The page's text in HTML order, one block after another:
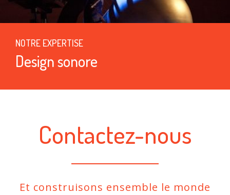
NOTRE EXPERTISE
Design sonore
Contactez-nous
Et construisons ensemble le monde